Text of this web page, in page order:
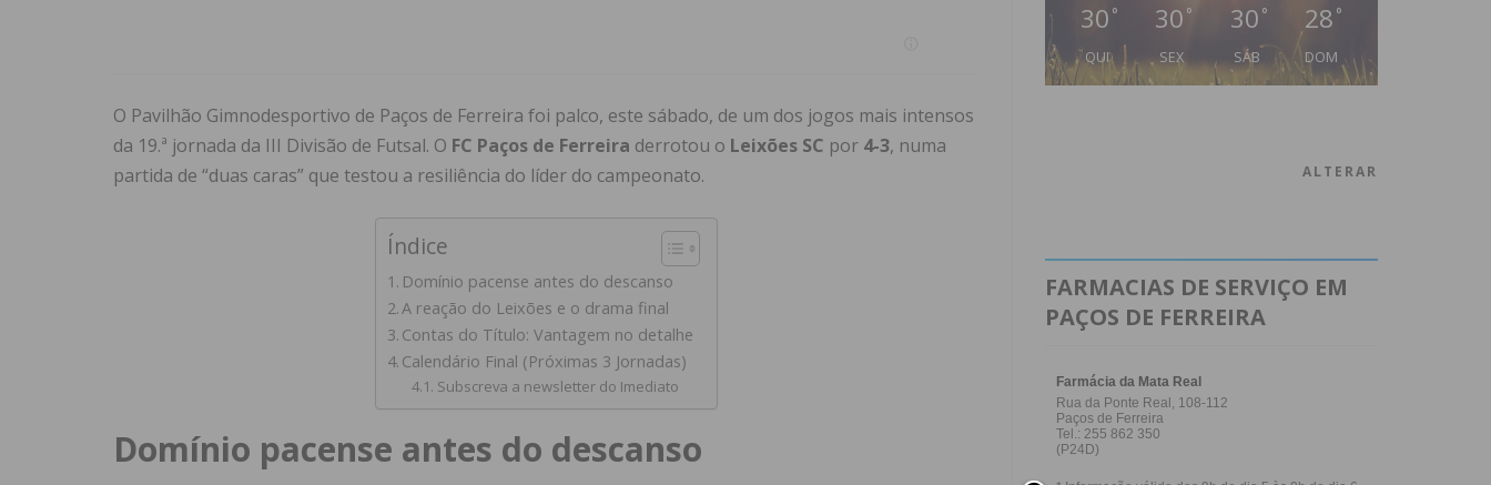
O Pavilhão Gimnodesportivo de Paços de Ferreira foi palco, este sábado, de um dos jogos mais intensos
da 19.ª jornada da III Divisão de Futsal. O FC Paços de Ferreira derrotou o Leixões SC por 4-3, numa
partida de “duas caras” que testou a resiliência do líder do campeonato.
Índice
Domínio pacense antes do descanso
A reação do Leixões e o drama final
Contas do Título: Vantagem no detalhe
Calendário Final (Próximas 3 Jornadas)
Subscreva a newsletter do Imediato
Domínio pacense antes do descanso
30 °
QUI
30 °
SEX
30 °
SÁB
28 °
DOM
ALTERAR
FARMACIAS DE SERVIÇO EM
PAÇOS DE FERREIRA